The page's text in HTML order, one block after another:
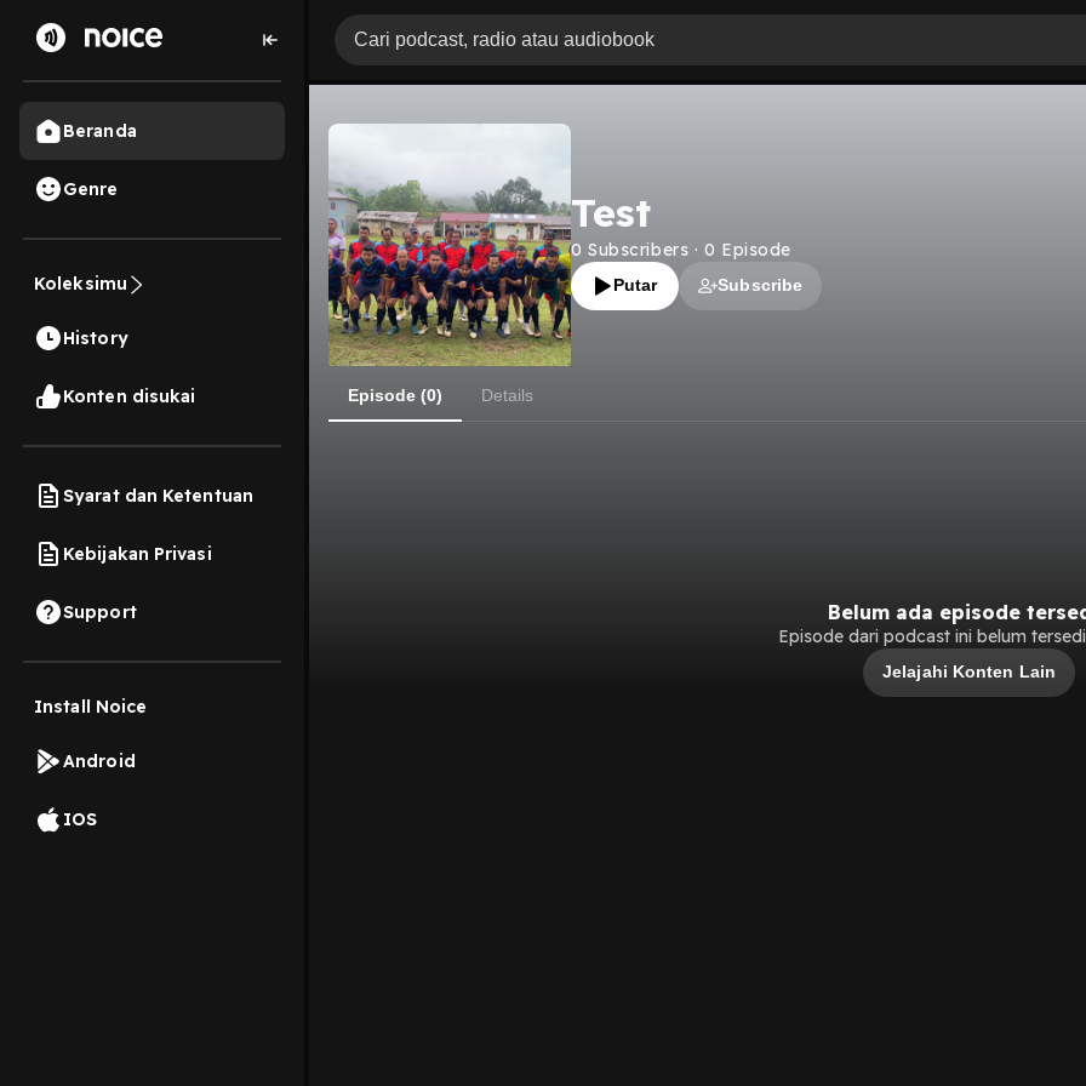
Beranda
Genre
Koleksimu
History
Konten disukai
Syarat dan Ketentuan
Kebijakan Privasi
Support
Install Noice
Android
IOS
Test
0 Subscribers · 0 Episode
Putar Subscribe
Episode (0) Details
Belum ada episode
Episode dari podcast ini belum
Jelajahi Konten Lain